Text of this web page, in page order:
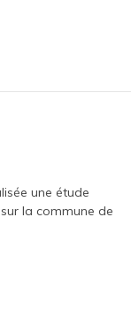
une étude
la commune de